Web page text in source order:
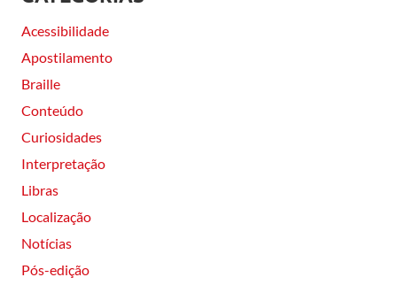
Acessibilidade
Apostilamento
Braille
Conteúdo
Curiosidades
Interpretação
Libras
Localização
Notícias
Pós-edição